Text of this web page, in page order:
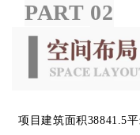
PART 02
项目建筑面积38841.5